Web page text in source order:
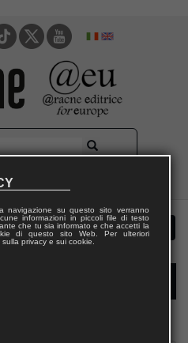
navigazione su questo sito verranno
informazioni in piccoli file di testo
che tu sia informato e che accetti la
di questo sito Web. Per ulteriori
privacy e sui cookie.